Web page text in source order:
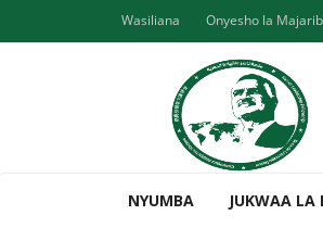
Wasiliana Onyesho la
NYUMBA JUKWAA LA